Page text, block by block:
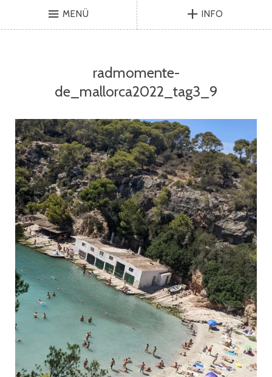
MENÜ INFO
radmomente-
de_mallorca2022_tag3_9